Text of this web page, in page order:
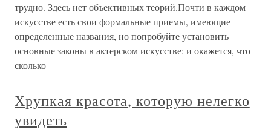
трудно. Здесь нет объективных теорий.Почти в каждом
искусстве есть свои формальные приемы, имеющие
определенные названия, но попробуйте установить
основные законы в актерском искусстве: и окажется, что
сколько
Хрупкая красота, которую нелегко
увидеть